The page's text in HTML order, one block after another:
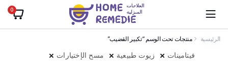
0
الرئيسية منتجات تحت الوسم “تكبير القضيب”
مسح الإختيارات زيوت طبيعية فيتامينات